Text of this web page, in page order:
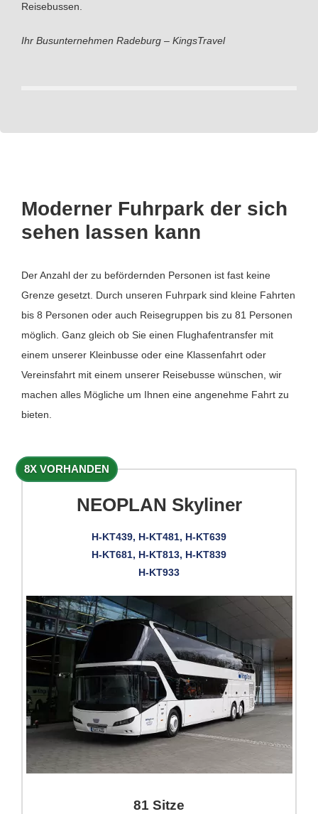
Reisebussen.
Ihr Busunternehmen Radeburg – KingsTravel
Moderner Fuhrpark der sich
sehen lassen kann
Der Anzahl der zu befördernden Personen ist fast keine
Grenze gesetzt. Durch unseren Fuhrpark sind kleine Fahrten
bis 8 Personen oder auch Reisegruppen bis zu 81 Personen
möglich. Ganz gleich ob Sie einen Flughafentransfer mit
einem unserer Kleinbusse oder eine Klassenfahrt oder
Vereinsfahrt mit einem unserer Reisebusse wünschen, wir
machen alles Mögliche um Ihnen eine angenehme Fahrt zu
bieten.
8X VORHANDEN
NEOPLAN Skyliner
H-KT439, H-KT481, H-KT639
H-KT681, H-KT813, H-KT839
H-KT933
81 Sitze